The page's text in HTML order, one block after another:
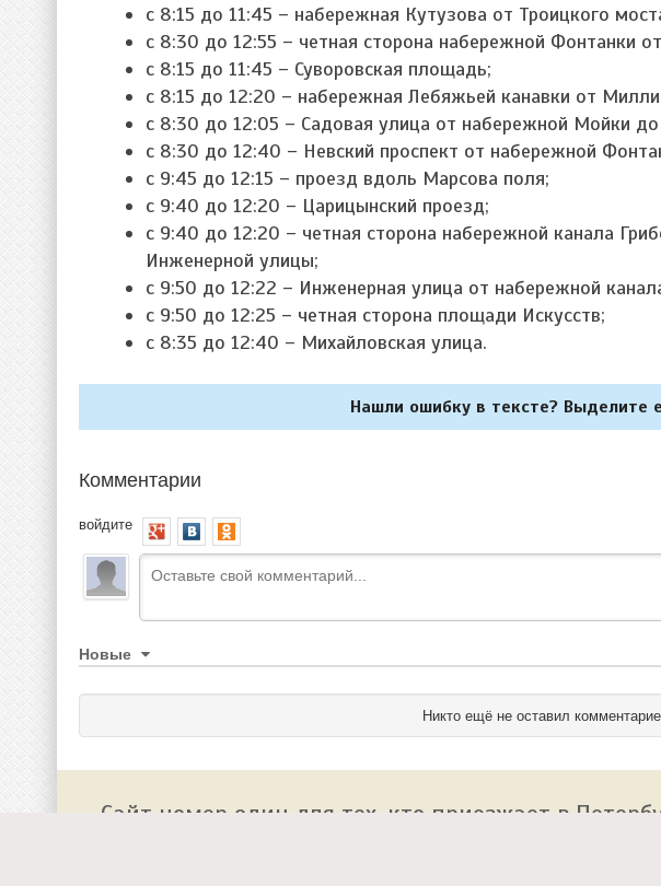
с 8:15 до 11:45 – набережная Кутузова от Троицкого
с 8:30 до 12:55 – четная сторона набережной Фонтанки
с 8:15 до 11:45 – Суворовская площадь;
с 8:15 до 12:20 – набережная Лебяжьей канавки от
с 8:30 до 12:05 – Садовая улица от набережной Мойки до
с 8:30 до 12:40 – Невский проспект от набережной
с 9:45 до 12:15 – проезд вдоль Марсова поля;
с 9:40 до 12:20 – Царицынский проезд;
с 9:40 до 12:20 – четная сторона набережной канала
Инженерной улицы;
с 9:50 до 12:22 – Инженерная улица от набережной
с 9:50 до 12:25 – четная сторона площади Искусств;
с 8:35 до 12:40 – Михайловская улица.
Нашли ошибку в тексте? Выделите
Комментарии
войдите
Новые
Никто ещё не оставил
Сайт номер один для тех, кто приезжает в